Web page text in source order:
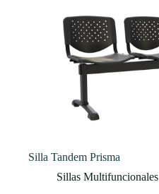
Silla Tandem Prisma
Sillas Multifuncionales